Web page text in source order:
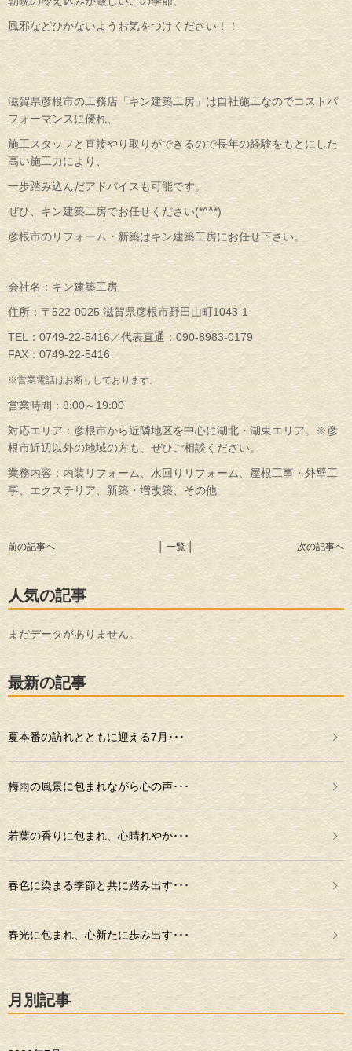
風邪などひかないようお気をつけください！！
滋賀県彦根市の工務店「キン建築工房」は自社施工なのでコストパ
フォーマンスに優れ、
施工スタッフと直接やり取りができるので長年の経験をもとにした
高い施工力により、
一歩踏み込んだアドバイスも可能です。
ぜひ、キン建築工房でお任せください(*^^*)
彦根市のリフォーム・新築はキン建築工房にお任せ下さい。
会社名：キン建築工房
住所：〒522-0025 滋賀県彦根市野田山町1043-1
TEL：0749-22-5416／代表直通：090-8983-0179
FAX：0749-22-5416
※営業電話はお断りしております。
営業時間：8:00～19:00
対応エリア：彦根市から近隣地区を中心に湖北・湖東エリア。※彦
根市近辺以外の地域の方も、ぜひご相談ください。
業務内容：内装リフォーム、水回りリフォーム、屋根工事・外壁工
事、エクステリア、新築・増改築、その他
前の記事へ 次の記事へ
│ 一覧 │
人気の記事
まだデータがありません。
最新の記事
夏本番の訪れとともに迎える7月･･･
梅雨の風景に包まれながら心の声･･･
若葉の香りに包まれ、心晴れやか･･･
春色に染まる季節と共に踏み出す･･･
春光に包まれ、心新たに歩み出す･･･
月別記事